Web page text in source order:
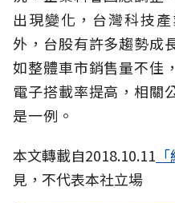
出現變化，台灣科技
外，台股有許多趨勢成
如整體車市銷售量不佳
電子搭載率提高，相關
是一例。
本文轉載自2018.10.11
見，不代表本社立場